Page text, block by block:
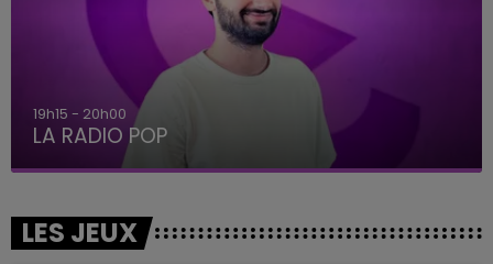
19h15 - 20h00
LA RADIO POP
LES JEUX